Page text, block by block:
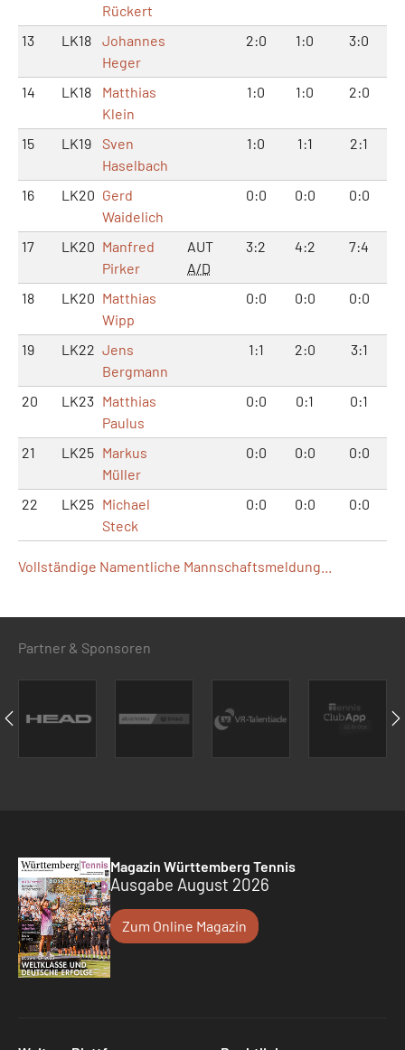
Rückert
13 LK18
Johannes
Heger
2:0 1:0 3:0
14 LK18
Matthias
Klein
1:0 1:0 2:0
15 LK19
Sven
Haselbach
1:0 1:1 2:1
16 LK20 Gerd
Waidelich
0:0 0:0 0:0
17 LK20 Manfred
Pirker
AUT
A/D
3:2 4:2 7:4
18 LK20 Matthias
Wipp
0:0 0:0 0:0
19 LK22 Jens
Bergmann
1:1 2:0 3:1
20 LK23 Matthias
Paulus
0:0 0:1 0:1
21 LK25 Markus
Müller
0:0 0:0 0:0
22 LK25 Michael
Steck
0:0 0:0 0:0
Vollständige Namentliche Mannschaftsmeldung...
Partner & Sponsoren
Magazin Württemberg Tennis
Ausgabe August 2026
Zum Online Magazin